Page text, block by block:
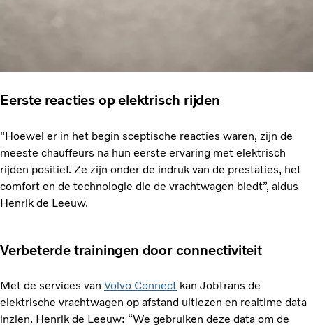
Eerste reacties op elektrisch rijden
"Hoewel er in het begin sceptische reacties waren, zijn de
meeste chauffeurs na hun eerste ervaring met elektrisch
rijden positief. Ze zijn onder de indruk van de prestaties, het
comfort en de technologie die de vrachtwagen biedt”, aldus
Henrik de Leeuw.
Verbeterde trainingen door connectiviteit
Met de services van Volvo Connect kan JobTrans de
elektrische vrachtwagen op afstand uitlezen en realtime data
inzien. Henrik de Leeuw: “We gebruiken deze data om de